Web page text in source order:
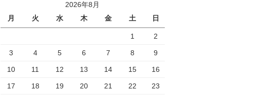
2026年8月
月
火 水 木 金 土 日
1 2
3 4 5 6 7 8 9
10 11 12 13 14 15 16
17 18 19 20 21 22 23